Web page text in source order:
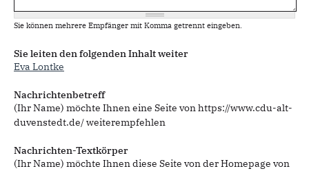
Sie können mehrere Empfänger mit Komma getrennt eingeben.
Sie leiten den folgenden Inhalt weiter
Eva Lontke
Nachrichtenbetreff
(Ihr Name) möchte Ihnen eine Seite von https://www.cdu-alt-
duvenstedt.de/ weiterempfehlen
Nachrichten-Textkörper
(Ihr Name) möchte Ihnen diese Seite von der Homepage von